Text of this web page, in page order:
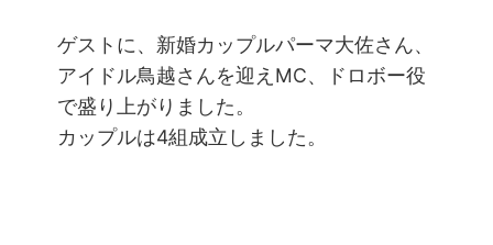
ゲストに、新婚カップルパーマ大佐さん、
アイドル鳥越さんを迎えMC、ドロボー役
で盛り上がりました。
カップルは4組成立しました。